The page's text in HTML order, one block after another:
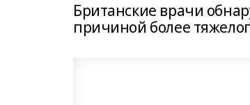
Британские врачи
причиной более